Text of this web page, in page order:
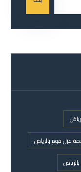
عزل فوم بالرياض